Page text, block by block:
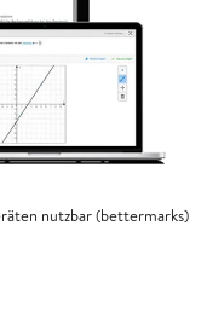
nutzbar (bettermarks)